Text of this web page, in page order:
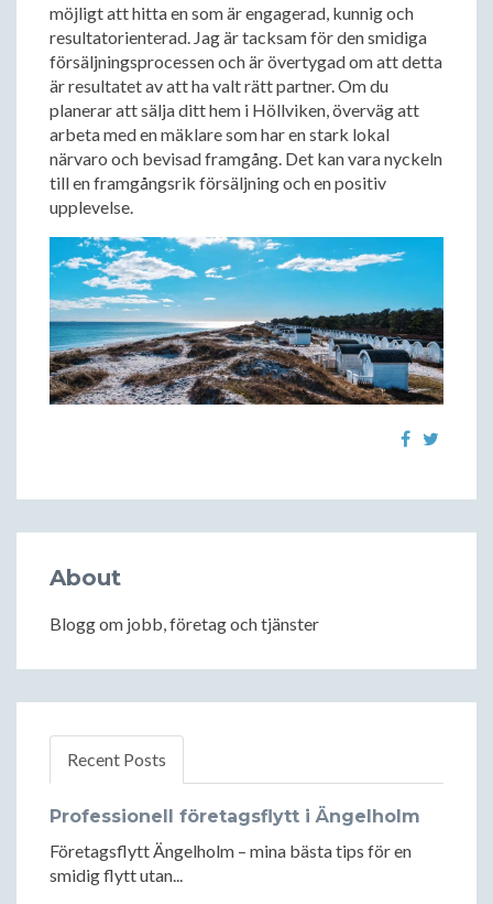
möjligt att hitta en som är engagerad, kunnig och
resultatorienterad. Jag är tacksam för den smidiga
försäljningsprocessen och är övertygad om att detta
är resultatet av att ha valt rätt partner. Om du
planerar att sälja ditt hem i Höllviken, överväg att
arbeta med en mäklare som har en stark lokal
närvaro och bevisad framgång. Det kan vara nyckeln
till en framgångsrik försäljning och en positiv
upplevelse.
About
Blogg om jobb, företag och tjänster
Recent Posts
Professionell företagsflytt i Ängelholm
Företagsflytt Ängelholm – mina bästa tips för en
smidig flytt utan...